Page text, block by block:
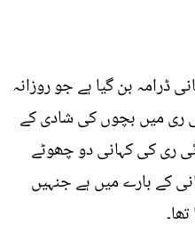
ڈرامہ بن گیا ہے جو روزانہ
ری میں بچوں کی شادی کے
ری کی کہانی دو چھوٹے
کے بارے میں ہے جنہیں